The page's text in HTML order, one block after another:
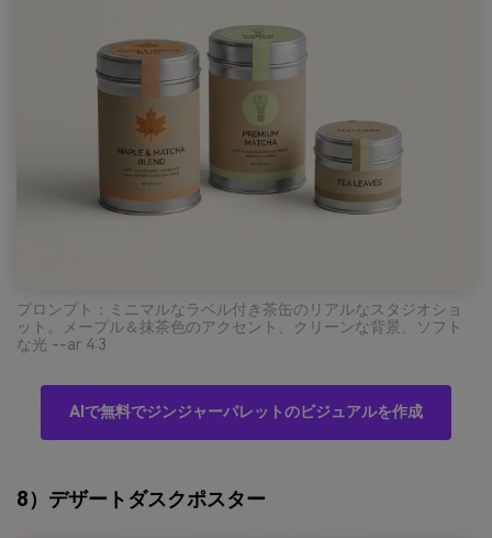
プロンプト：ミニマルなラベル付き茶缶のリアルなスタジオショ
ット。メープル＆抹茶色のアクセント、クリーンな背景、ソフト
な光 --ar 4:3
AIで無料でジンジャーパレットのビジュアルを作成
8）デザートダスクポスター